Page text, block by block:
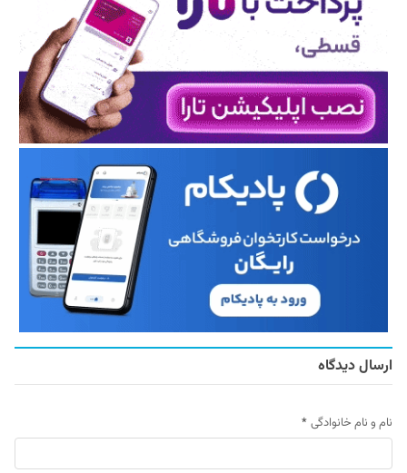
ارسال دیدگاه
نام و نام خانوادگی *